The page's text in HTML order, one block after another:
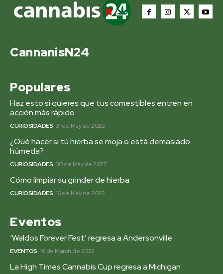
CannanisN24
Populares
Haz esto si quieres que tus comestibles entren en
acción más rápido
CURIOSIDADES 31 de May de 2022
¿Qué hacer si tú hierba se moja o está demasiado
húmeda?
CURIOSIDADES 30 de May de 2022
Cómo limpiar su grinder de hierba
CURIOSIDADES 16 de May de 2022
Eventos
‘Waldos Forever Fest’ regresa a Andersonville
EVENTOS 16 de March de 2022
La High Times Cannabis Cup regresa a Michigan